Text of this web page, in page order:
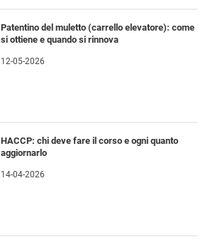
Patentino del muletto (carrello elevatore): come
si ottiene e quando si rinnova
12-05-2026
HACCP: chi deve fare il corso e ogni quanto
aggiornarlo
14-04-2026